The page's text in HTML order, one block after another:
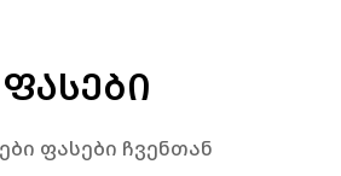
ფასები ჩვენთან